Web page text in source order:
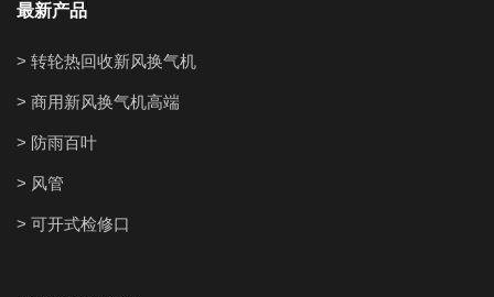
最新产品
> 转轮热回收新风换气机
> 商用新风换气机高端
> 防雨百叶
> 风管
> 可开式检修口